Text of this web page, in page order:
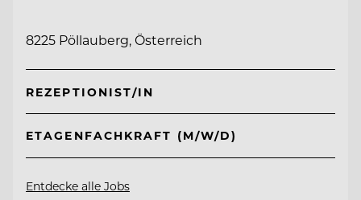
8225 Pöllauberg, Österreich
REZEPTIONIST/IN
ETAGENFACHKRAFT (M/W/D)
Entdecke alle Jobs